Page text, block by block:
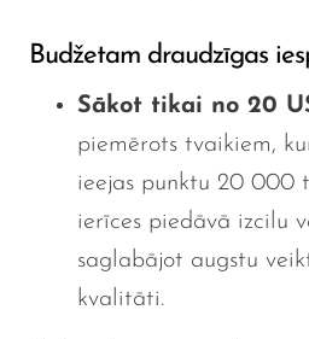
Budžetam draudzīgas
Sākot tikai no 20
piemērots tvaikiem,
ieejas punktu 20 000
ierīces piedāvā izcilu
saglabājot augstu
kvalitāti.